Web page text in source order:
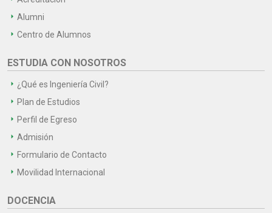
Alumni
Centro de Alumnos
ESTUDIA CON NOSOTROS
¿Qué es Ingeniería Civil?
Plan de Estudios
Perfil de Egreso
Admisión
Formulario de Contacto
Movilidad Internacional
DOCENCIA